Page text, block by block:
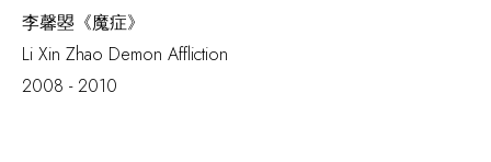
李馨曌《魔症》
Li Xin Zhao Demon Affliction
2008 - 2010